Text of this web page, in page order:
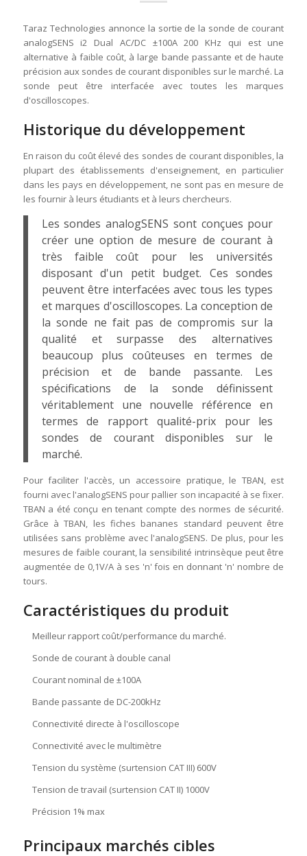
Taraz Technologies annonce la sortie de la sonde de courant
analogSENS i2 Dual AC/DC ±100A 200 KHz qui est une
alternative à faible coût, à large bande passante et de haute
précision aux sondes de courant disponibles sur le marché. La
sonde peut être interfacée avec toutes les marques
d'oscilloscopes.
Historique du développement
En raison du coût élevé des sondes de courant disponibles, la
plupart des établissements d'enseignement, en particulier
dans les pays en développement, ne sont pas en mesure de
les fournir à leurs étudiants et à leurs chercheurs.
Les sondes analogSENS sont conçues pour
créer une option de mesure de courant à
très faible coût pour les universités
disposant d'un petit budget. Ces sondes
peuvent être interfacées avec tous les types
et marques d'oscilloscopes. La conception de
la sonde ne fait pas de compromis sur la
qualité et surpasse des alternatives
beaucoup plus coûteuses en termes de
précision et de bande passante. Les
spécifications de la sonde définissent
véritablement une nouvelle référence en
termes de rapport qualité-prix pour les
sondes de courant disponibles sur le
marché.
Pour faciliter l'accès, un accessoire pratique, le TBAN, est
fourni avec l'analogSENS pour pallier son incapacité à se fixer.
TBAN a été conçu en tenant compte des normes de sécurité.
Grâce à TBAN, les fiches bananes standard peuvent être
utilisées sans problème avec l'analogSENS. De plus, pour les
mesures de faible courant, la sensibilité intrinsèque peut être
augmentée de 0,1V/A à ses 'n' fois en donnant 'n' nombre de
tours.
Caractéristiques du produit
Meilleur rapport coût/performance du marché.
Sonde de courant à double canal
Courant nominal de ±100A
Bande passante de DC-200kHz
Connectivité directe à l'oscilloscope
Connectivité avec le multimètre
Tension du système (surtension CAT III) 600V
Tension de travail (surtension CAT II) 1000V
Précision 1% max
Principaux marchés cibles